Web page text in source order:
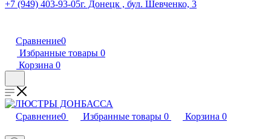
+7 (949) 403-93-05г. Донецк , бул. Шевченко, 3
Сравнение0
Избранные товары 0
Корзина 0
Сравнение0 Избранные товары 0 Корзина 0